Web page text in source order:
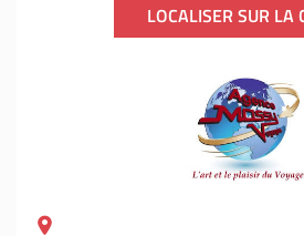
LOCALISER SUR LA